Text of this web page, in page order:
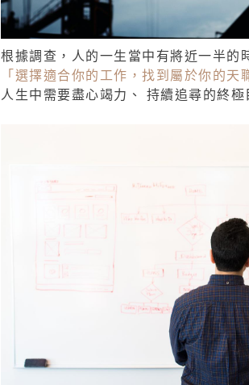
根據調查，人的一生當中有將近一半的
「選擇適合你的工作，找到屬於你的天
人生中需要盡心竭力、 持續追尋的終極